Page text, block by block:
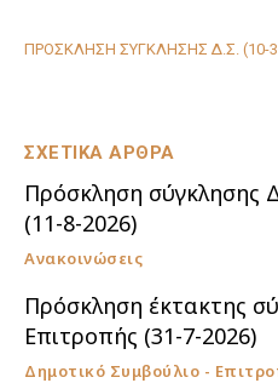
ΣΧΕΤΙΚΑ ΑΡΘΡΑ
Πρόσκληση σύγκλησης
(11-8-2026)
Ανακοινώσεις
Πρόσκληση έκτακτης
Επιτροπής (31-7-2026)
Δημοτικό Συμβούλιο -
ΠΡΟΣΚΛΗΣΗ ΣΥΓΚΛΗΣΗΣ Δ.Σ. (10-